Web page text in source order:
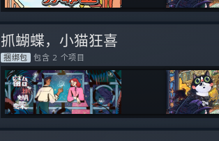
抓蝴蝶，小猫狂喜
捆绑包 包含 2 个项目